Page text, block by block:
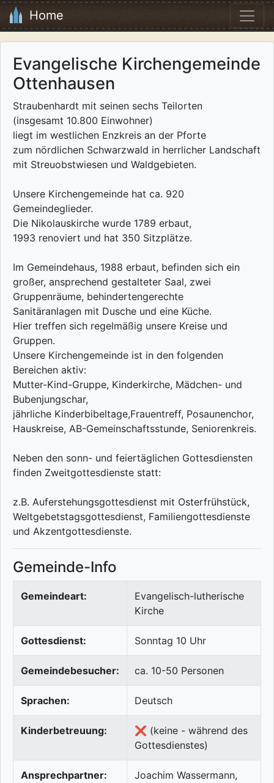
Home
Evangelische Kirchengemeinde
Ottenhausen
Straubenhardt mit seinen sechs Teilorten
(insgesamt 10.800 Einwohner)
liegt im westlichen Enzkreis an der Pforte
zum nördlichen Schwarzwald in herrlicher Landschaft
mit Streuobstwiesen und Waldgebieten.
Unsere Kirchengemeinde hat ca. 920
Gemeindeglieder.
Die Nikolauskirche wurde 1789 erbaut,
1993 renoviert und hat 350 Sitzplätze.
Im Gemeindehaus, 1988 erbaut, befinden sich ein
großer, ansprechend gestalteter Saal, zwei
Gruppenräume, behindertengerechte
Sanitäranlagen mit Dusche und eine Küche.
Hier treffen sich regelmäßig unsere Kreise und
Gruppen.
Unsere Kirchengemeinde ist in den folgenden
Bereichen aktiv:
Mutter-Kind-Gruppe, Kinderkirche, Mädchen- und
Bubenjungschar,
jährliche Kinderbibeltage,Frauentreff, Posaunenchor,
Hauskreise, AB-Gemeinschaftsstunde, Seniorenkreis.
Neben den sonn- und feiertäglichen Gottesdiensten
finden Zweitgottesdienste statt:
z.B. Auferstehungsgottesdienst mit Osterfrühstück,
Weltgebetstagsgottesdienst, Familiengottesdienste
und Akzentgottesdienste.
Gemeinde-Info
Gemeindeart:
Evangelisch-lutherische
Kirche
Gottesdienst: Sonntag 10 Uhr
Gemeindebesucher: ca. 10-50 Personen
Sprachen: Deutsch
Kinderbetreuung:
❌ (keine - während des
Gottesdienstes)
Ansprechpartner:
Joachim Wassermann,